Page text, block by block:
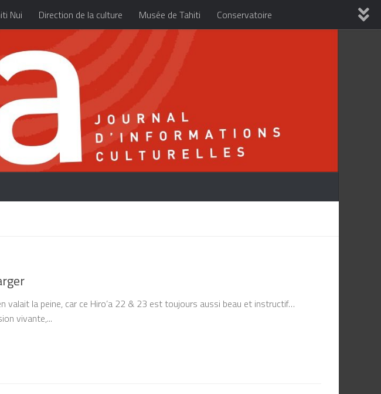
Nui Direction de la culture Musée de Tahiti Conservatoire
valait la peine, car ce Hiro’a 22 & 23 est toujours aussi beau et instructif…
vivante,...